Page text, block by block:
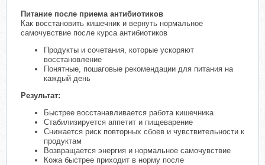
Питание после приема антибиотиков
Как восстановить кишечник и вернуть нормальное
самочувствие после курса антибиотиков
Продукты и сочетания, которые ускоряют
восстановление
Понятные, пошаговые рекомендации для питания на
каждый день
Результат:
Быстрее восстанавливается работа кишечника
Стабилизируется аппетит и пищеварение
Снижается риск повторных сбоев и чувствительности к
продуктам
Возвращается энергия и нормальное самочувствие
Кожа быстрее приходит в норму после